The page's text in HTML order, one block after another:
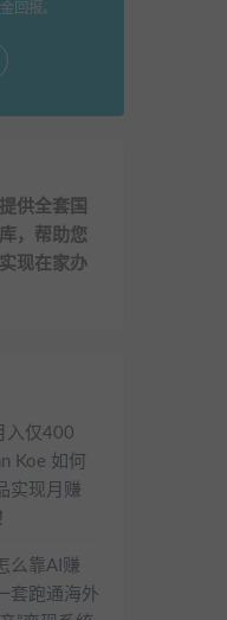
回报。
提供全套国
，帮助您
现在家办
入仅400
Koe 如何
实现月赚
么靠AI赚
套跑通海外